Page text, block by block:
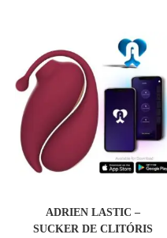
ADRIEN LASTIC –
SUCKER DE CLITÓRIS